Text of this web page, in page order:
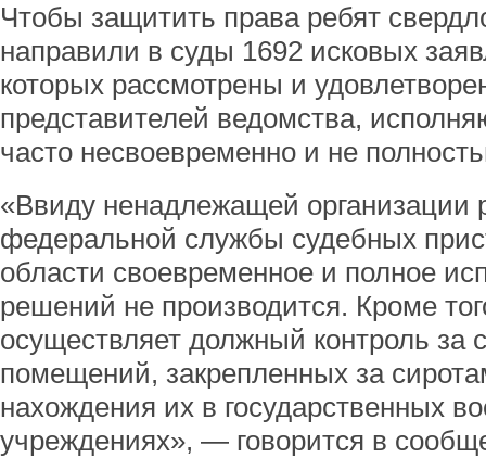
Чтобы защитить права ребят
направили в суды 1692 исковых
которых рассмотрены и
представителей ведомства,
часто несвоевременно и не
«Ввиду ненадлежащей организации
федеральной службы судебных
области своевременное и полное
решений не производится. Кроме
осуществляет должный контроль за
помещений, закрепленных за
нахождения их в государственных
учреждениях», — говорится в